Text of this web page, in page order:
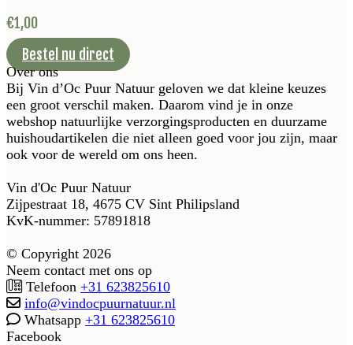
€1,00
Bestel nu direct
Over ons
Bij Vin d’Oc Puur Natuur geloven we dat kleine keuzes
een groot verschil maken. Daarom vind je in onze
webshop natuurlijke verzorgingsproducten en duurzame
huishoudartikelen die niet alleen goed voor jou zijn, maar
ook voor de wereld om ons heen.
Vin d'Oc Puur Natuur
Zijpestraat 18, 4675 CV Sint Philipsland
KvK-nummer: 57891818
© Copyright 2026
Neem contact met ons op
Telefoon +31 623825610
info@vindocpuurnatuur.nl
Whatsapp +31 623825610
Facebook